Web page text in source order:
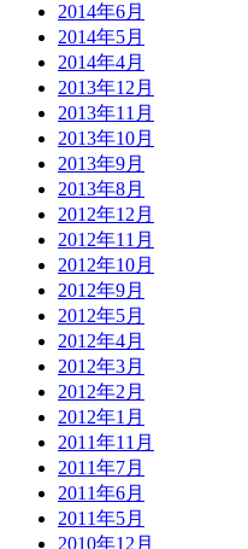
2014年6月
2014年5月
2014年4月
2013年12月
2013年11月
2013年10月
2013年9月
2013年8月
2012年12月
2012年11月
2012年10月
2012年9月
2012年5月
2012年4月
2012年3月
2012年2月
2012年1月
2011年11月
2011年7月
2011年6月
2011年5月
2010年12月